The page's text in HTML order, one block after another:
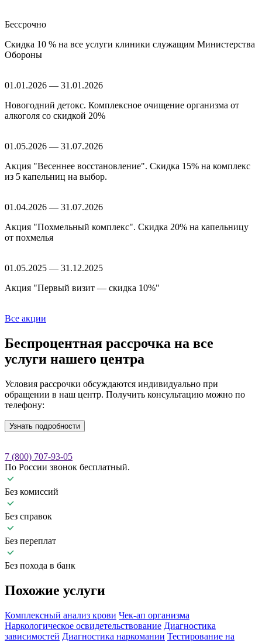
Бессрочно
Скидка 10 % на все услуги клиники служащим Министерства
Обороны
01.01.2026 — 31.01.2026
Новогодний детокс. Комплексное очищение организма от
алкоголя со скидкой 20%
01.05.2026 — 31.07.2026
Акция "Весеннее восстановление". Скидка 15% на комплекс
из 5 капельниц на выбор.
01.04.2026 — 31.07.2026
Акция "Похмельный комплекс". Скидка 20% на капельницу
от похмелья
01.05.2025 — 31.12.2025
Акция "Первый визит — скидка 10%"
Все акции
Беспроцентная рассрочка на все
услуги нашего центра
Условия рассрочки обсуждаются индивидуально при
обращении в наш центр. Получить консультацию можно по
телефону:
Узнать подробности
7 (800) 707-93-05
По России звонок бесплатный.
Без комиссий
Без справок
Без переплат
Без похода в банк
Похожие услуги
Комплексный анализ крови Чек-ап организма
Наркологическое освидетельствование Диагностика
зависимостей Диагностика наркомании Тестирование на